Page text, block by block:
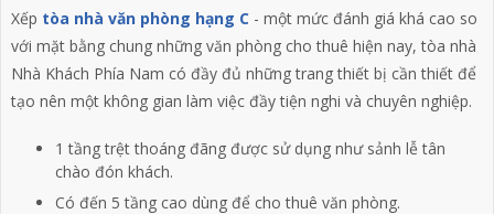
Xếp tòa nhà văn phòng hạng C- một mức đánh giá khá cao so
với mặt bằng chung những văn phòng cho thuê hiện nay, tòa nhà
Nhà Khách Phía Nam có đầy đủ những trang thiết bị cần thiết để
tạo nên một không gian làm việc đầy tiện nghi và chuyên nghiệp.
1 tầng trệt thoáng đãng được sử dụng như sảnh lễ tân
chào đón khách.
Có đến 5 tầng cao dùng để cho thuê văn phòng.